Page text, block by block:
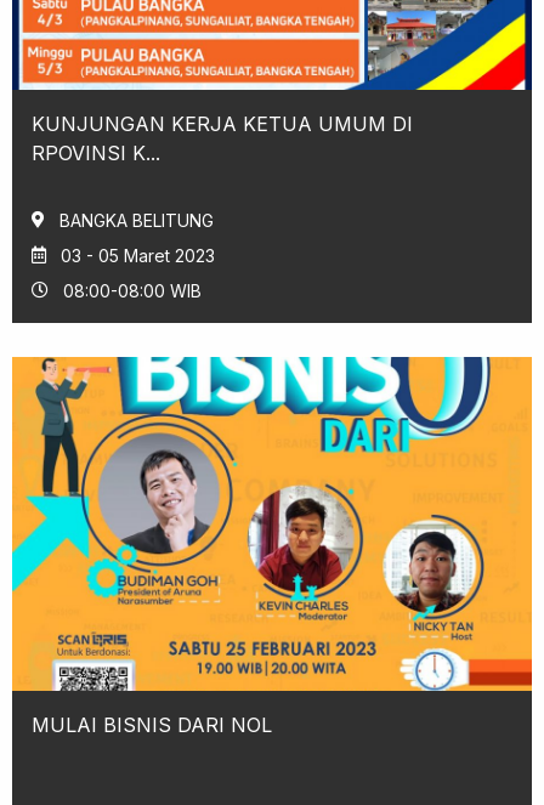
KUNJUNGAN KERJA KETUA UMUM DI
RPOVINSI K...
BANGKA BELITUNG
03 - 05 Maret 2023
08:00-08:00 WIB
MULAI BISNIS DARI NOL